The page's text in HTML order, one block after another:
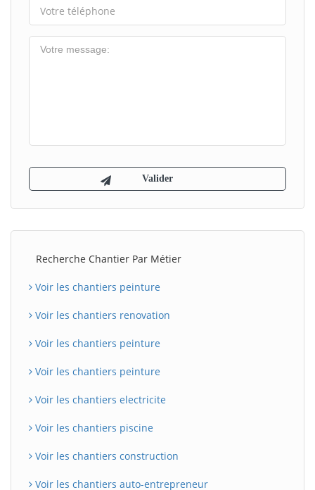
Recherche Chantier Par Métier
Voir les chantiers peinture
Voir les chantiers renovation
Voir les chantiers peinture
Voir les chantiers peinture
Voir les chantiers electricite
Voir les chantiers piscine
Voir les chantiers construction
Voir les chantiers auto-entrepreneur